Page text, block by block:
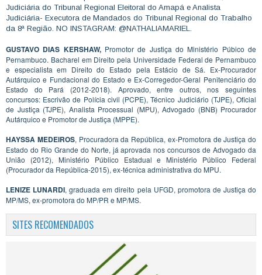
Judiciária do Tribunal Regional Eleitoral do Amapá e Analista
Judiciária- Executora de Mandados do Tribunal Regional do Trabalho
da 8ª Região. NO INSTAGRAM: @NATHALIAMARIEL.
GUSTAVO DIAS KERSHAW, Promotor de Justiça do Ministério Púbico de
Pernambuco. Bacharel em Direito pela Universidade Federal de Pernambuco
e especialista em Direito do Estado pela Estácio de Sá. Ex-Procurador
Autárquico e Fundacional do Estado e Ex-Corregedor-Geral Penitenciário do
Estado do Pará (2012-2018). Aprovado, entre outros, nos seguintes
concursos: Escrivão de Polícia civil (PCPE), Técnico Judiciário (TJPE), Oficial
de Justiça (TJPE), Analista Processual (MPU), Advogado (BNB) Procurador
Autárquico e Promotor de Justiça (MPPE).
HAYSSA MEDEIROS, Procuradora da República, ex-Promotora de Justiça do
Estado do Rio Grande do Norte, já aprovada nos concursos de Advogado da
União (2012), Ministério Público Estadual e Ministério Público Federal
(Procurador da República-2015), ex-técnica administrativa do MPU.
LENIZE LUNARDI, graduada em direito pela UFGD, promotora de Justiça do
MP/MS, ex-promotora do MP/PR e MP/MS.
SITES RECOMENDADOS